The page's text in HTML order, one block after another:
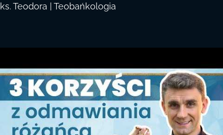
ks. Teodora | Teobańkologia